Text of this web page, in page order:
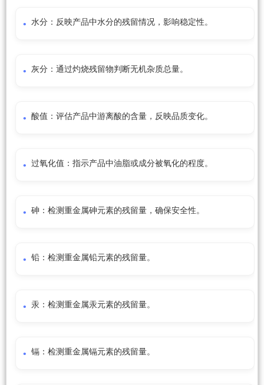
水分：反映产品中水分的残留情况，影响稳定性。
灰分：通过灼烧残留物判断无机杂质总量。
酸值：评估产品中游离酸的含量，反映品质变化。
过氧化值：指示产品中油脂或成分被氧化的程度。
砷：检测重金属砷元素的残留量，确保安全性。
铅：检测重金属铅元素的残留量。
汞：检测重金属汞元素的残留量。
镉：检测重金属镉元素的残留量。